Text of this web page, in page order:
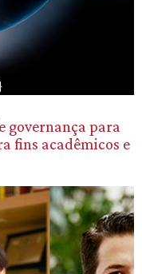
governança para
fins acadêmicos e